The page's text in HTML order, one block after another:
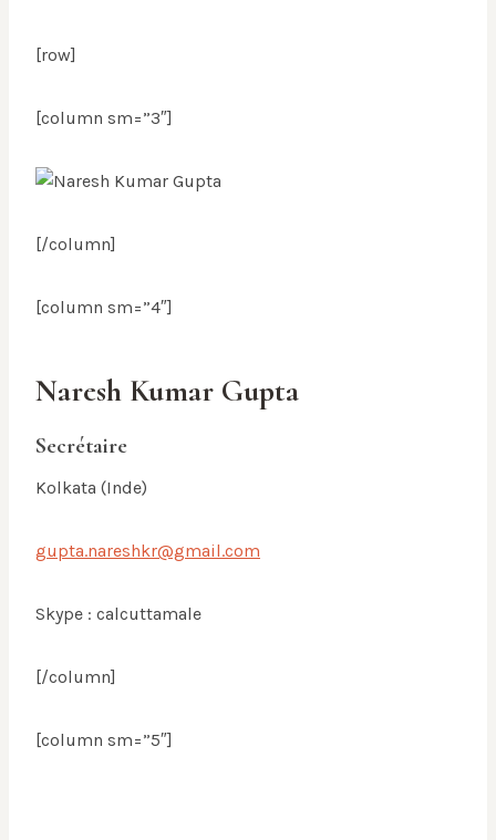
[row]
[column sm=”3″]
[/column]
[column sm=”4″]
Naresh Kumar Gupta
Secrétaire
Kolkata (Inde)
gupta.nareshkr@gmail.com
Skype : calcuttamale
[/column]
[column sm=”5″]